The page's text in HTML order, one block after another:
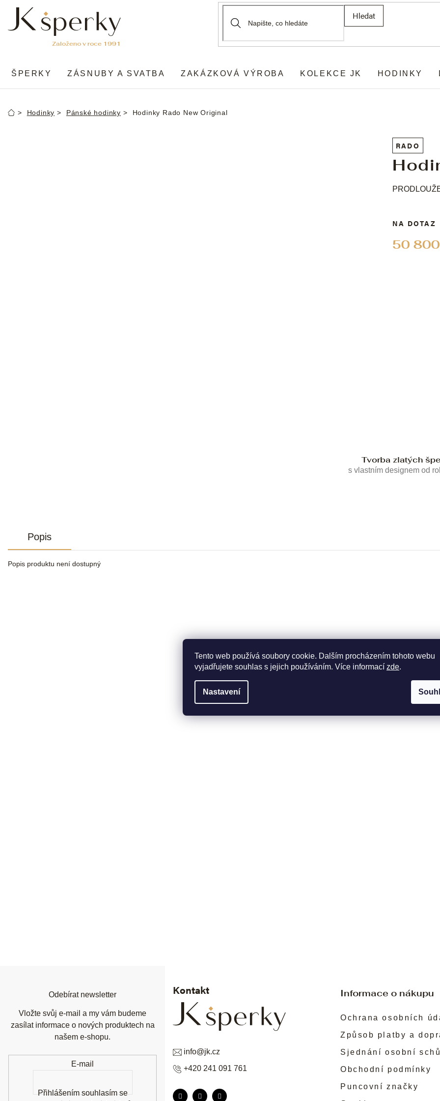
Tento web používá soubory cookie. Dalším procházením tohoto webu
vyjadřujete souhlas s jejich používáním. Více informací zde.
Nastavení
obsah
Hledat
ŠPERKY ZÁSNUBY A SVATBA ZAKÁZKOVÁ VÝROBA KOLEKCE JK HODINKY
DomůHodinky Pánské hodinky Hodinky Rado New Original
RADO
50
NA DOTAZ
Tvorba zlatých
s vlastním designem od
Popis
Popis produktu není dostupný
Informace o nákupu
Ochrana osobních
Způsob platby a
Sjednání osobní
Obchodní podmínky
Puncovní značky
Kontakt
info@jk.cz
+420 241 091 761
Odebírat newsletter
Vložte svůj e-mail a my vám budeme
zasílat informace o nových produktech na
našem e-shopu.
E-mail
Přihlášením souhlasím se